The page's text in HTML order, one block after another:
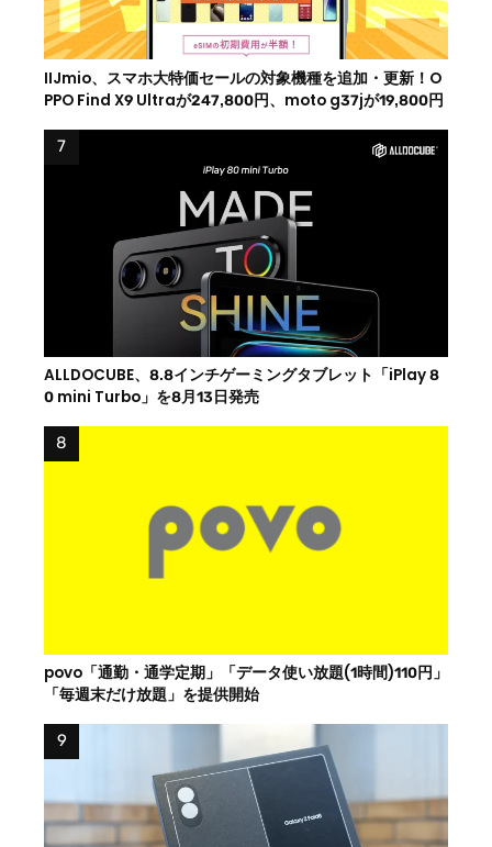
IIJmio、スマホ大特価セールの対象機種を追加・更新！O
PPO Find X9 Ultraが247,800円、moto g37jが19,800円
ALLDOCUBE、8.8インチゲーミングタブレット「iPlay 8
0 mini Turbo」を8月13日発売
povo「通勤・通学定期」「データ使い放題(1時間)110円」
「毎週末だけ放題」を提供開始